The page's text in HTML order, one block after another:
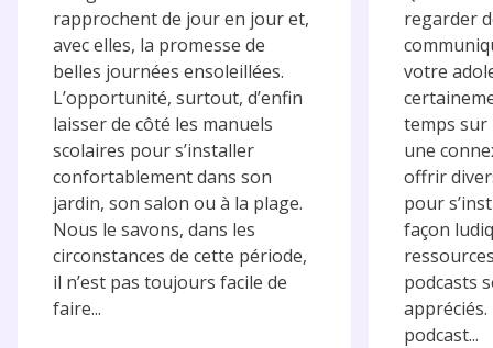
rapprochent de jour en jour et,
avec elles, la promesse de
belles journées ensoleillées.
L’opportunité, surtout, d’enfin
laisser de côté les manuels
scolaires pour s’installer
confortablement dans son
jardin, son salon ou à la plage.
Nous le savons, dans les
circonstances de cette période,
il n’est pas toujours facile de
faire...
regarder
votre
temps sur
une
offrir
pour
façon
podcasts
appréciés.
podcast...